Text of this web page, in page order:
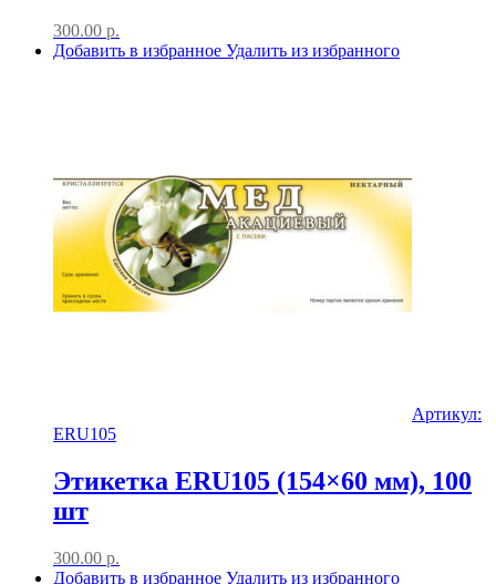
300.00 р.
Добавить в избранное Удалить из избранного
Артикул:
ERU105
Этикетка ERU105 (154×60 мм), 100
шт
300.00 р.
Добавить в избранное Удалить из избранного